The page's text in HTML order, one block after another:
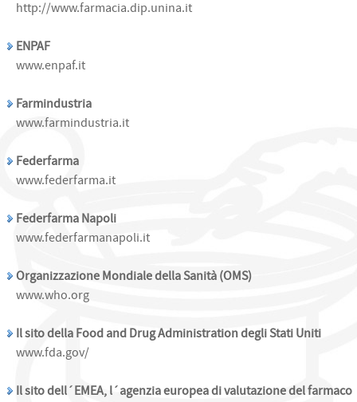
http://www.farmacia.dip.unina.it
ENPAF
www.enpaf.it
Farmindustria
www.farmindustria.it
Federfarma
www.federfarma.it
Federfarma Napoli
www.federfarmanapoli.it
Organizzazione Mondiale della Sanità (OMS)
www.who.org
Il sito della Food and Drug Administration degli Stati Uniti
www.fda.gov/
Il sito dell´EMEA, l´agenzia europea di valutazione del farmaco